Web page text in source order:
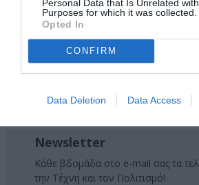
Personal Data that Is Unrelated
Purposes for which it was collected.
Opted In
CONFIRM
Data Deletion Data Access
Tags
ΕΙΚΑΣΤΙΚΕΣ ΕΚΘΕΣΕΙΣ
ΖΩΓΡΑΦΟΣ
ΣΟΦΙΑ ΠΑΣΧΟΥ
Newsletter
Κάθε βδομάδα στο e-mail σας τα
την Τέχνη και τον Πολιτισμό!